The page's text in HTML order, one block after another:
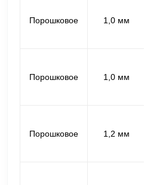
Порошковое 1,0 мм
Порошковое 1,0 мм
Порошковое 1,2 мм